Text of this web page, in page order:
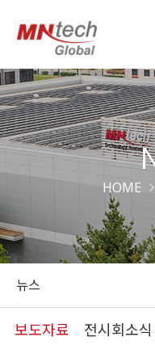
HOME
뉴스
보도자료 전시회소식